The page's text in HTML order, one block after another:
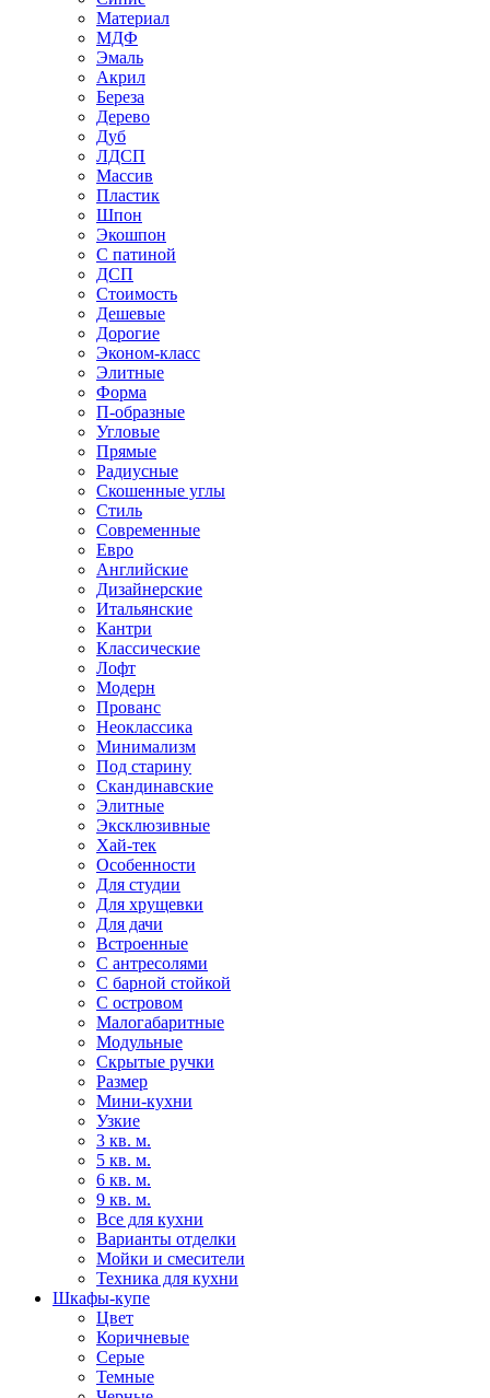
Материал
МДФ
Эмаль
Акрил
Береза
Дерево
Дуб
ЛДСП
Массив
Пластик
Шпон
Экошпон
С патиной
ДСП
Стоимость
Дешевые
Дорогие
Эконом-класс
Элитные
Форма
П-образные
Угловые
Прямые
Радиусные
Скошенные углы
Стиль
Современные
Евро
Английские
Дизайнерские
Итальянские
Кантри
Классические
Лофт
Модерн
Прованс
Неоклассика
Минимализм
Под старину
Скандинавские
Элитные
Эксклюзивные
Хай-тек
Особенности
Для студии
Для хрущевки
Для дачи
Встроенные
С антресолями
С барной стойкой
С островом
Малогабаритные
Модульные
Скрытые ручки
Размер
Мини-кухни
Узкие
3 кв. м.
5 кв. м.
6 кв. м.
9 кв. м.
Все для кухни
Варианты отделки
Мойки и смесители
Техника для кухни
Шкафы-купе
Цвет
Коричневые
Серые
Темные